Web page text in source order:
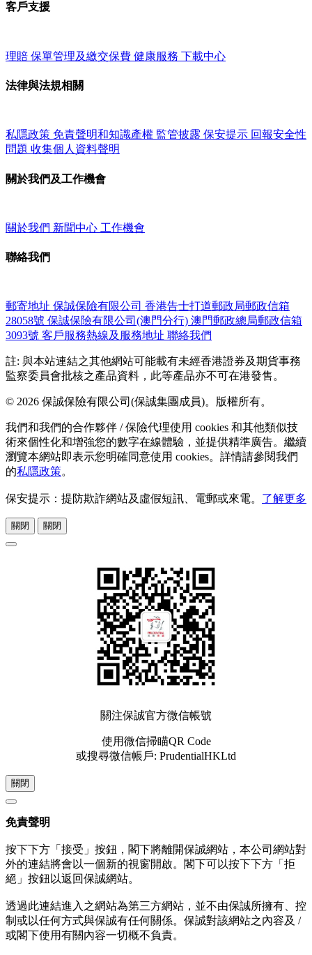
客戶支援
理賠 保單管理及繳交保費 健康服務 下載中心
法律與法規相關
私隱政策 免責聲明和知識產權 監管披露 保安提示 回報安全性
問題 收集個人資料聲明
關於我們及工作機會
關於我們 新聞中心 工作機會
聯絡我們
郵寄地址 保誠保險有限公司 香港告士打道郵政局郵政信箱
28058號 保誠保險有限公司(澳門分行) 澳門郵政總局郵政信箱
3093號 客戶服務熱線及服務地址 聯絡我們
註: 與本站連結之其他網站可能載有未經香港證券及期貨事務
監察委員會批核之產品資料，此等產品亦不可在港發售。
© 2026 保誠保險有限公司(保誠集團成員)。版權所有。
我們和我們的合作夥伴 / 保險代理使用 cookies 和其他類似技
術來個性化和增強您的數字在線體驗，並提供精準廣告。繼續
瀏覽本網站即表示您明確同意使用 cookies。詳情請參閱我們
的私隱政策。
保安提示：提防欺詐網站及虛假短訊、電郵或來電。 了解更多
關閉 關閉
關注保誠官方微信帳號
使用微信掃瞄QR Code
或搜尋微信帳戶: PrudentialHKLtd
關閉
免責聲明
按下下方「接受」按鈕，閣下將離開保誠網站，本公司網站對
外的連結將會以一個新的視窗開啟。閣下可以按下下方「拒
絕」按鈕以返回保誠網站。
透過此連結進入之網站為第三方網站，並不由保誠所擁有、控
制或以任何方式與保誠有任何關係。保誠對該網站之內容及 /
或閣下使用有關內容一切概不負責。